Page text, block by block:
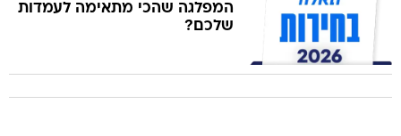
המפלגה שהכי מתאימה לעמדות
שלכם?